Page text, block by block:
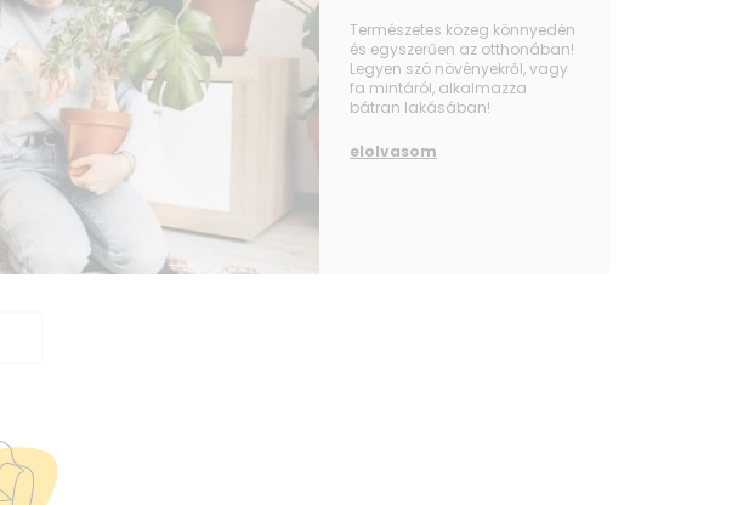
Természetes közeg könnyedén
és egyszerűen az otthonában!
Legyen szó növényekről, vagy
fa mintáról, alkalmazza
bátran lakásában!
elolvasom